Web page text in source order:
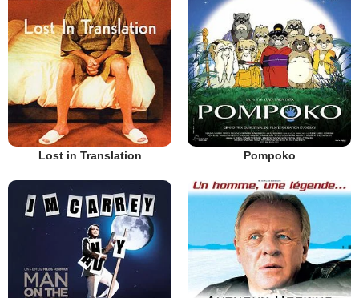
Lost in Translation Pompoko